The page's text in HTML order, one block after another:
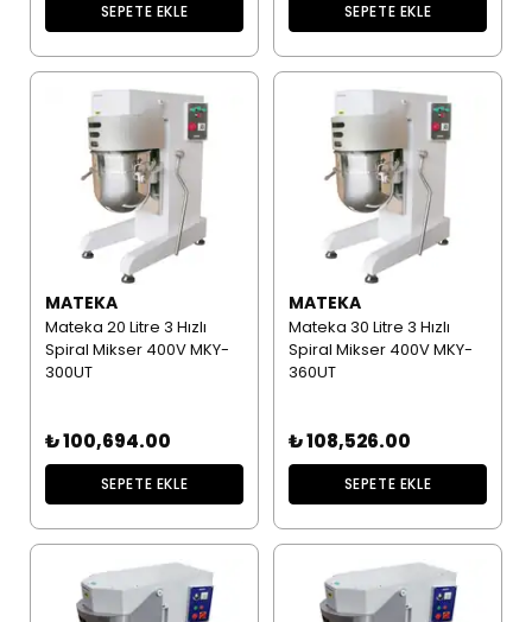
SEPETE EKLE SEPETE EKLE
MATEKA
Mateka 20 Litre 3 Hızlı
Spiral Mikser 400V MKY-
300UT
₺ 100,694.00
SEPETE EKLE
MATEKA
Mateka 30 Litre 3 Hızlı
Spiral Mikser 400V MKY-
360UT
₺ 108,526.00
SEPETE EKLE